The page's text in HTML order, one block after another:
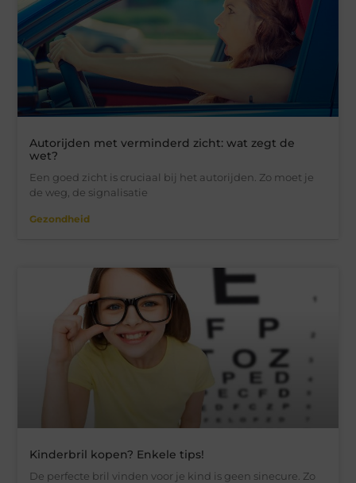
Autorijden met verminderd zicht: wat zegt de
wet?
Een goed zicht is cruciaal bij het autorijden. Zo moet je
de weg, de signalisatie
Gezondheid
Kinderbril kopen? Enkele tips!
De perfecte bril vinden voor je kind is geen sinecure. Zo